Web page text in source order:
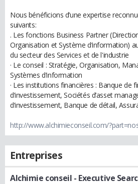
Nous bénéficions d’une expertise
suivants:
. Les fonctions Business Partner
Organisation et Système d’information)
du secteur des Services et de l'industrie
· Le conseil : Stratégie, Organisation,
Systèmes d’information
· Les institutions financières : Banque de
d’investissement, Sociétés d’asset
d’investissement, Banque de détail,
http://www.alchimieconseil.com/
Entreprises
Alchimie conseil - Executive